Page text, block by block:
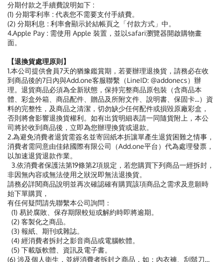
分期付款之手續費說明如下 :
(1) 分期零利率 : 代表您不需要支付手績費。
(2) 分期利息 : 利率會顯示於結帳頁之「付款方式」中。
4.Apple Pay : 需使用 Apple 裝置，並以safari瀏覽器開啟購物畫
面。
【退換貨處理原則】
1.本公司提供會員7天的猶豫鑑賞期，若要辦理退換貨，請務必在收
到商品後的7日內與Add.one客服聯繫（LineID: @addonecs）辦
理。退貨商品必須為全新狀態，保持完整商品原包裝（含商品本
體、彩盒外箱、商品配件、贈品及所附文件、說明書、保固卡...）資
料的完整性，及商品之清潔，切勿缺少任何配件或損毀原廠彩盒，
否則將會影響退換貨權利。如有出貨明細表請一同隨貨附上，本公
司將於收到商品後，立即為您辦理換貨或退款。
2.為避免消費者退貨需簽名並寄回紙本折讓單產生退貨困難之情事，
消費者需同意由佳銥國際有限公司（Add.one平台）代為處理發票，
以加速退貨退款作業。
3.依消費者保護法第19條第2項規定，若您購買下列商品一經拆封，
非因無內容或無法使用之狀況即無法退換貨。
請務必詳閱商品說明並再次確認確有購買該項商品之需求及意願時
始下單購買，
有任何疑問請先聯繫本公司詢問：
(1) 易於腐敗、保存期限較短或解約時即將逾期。
(2) 客製化之商品。
(3) 報紙、期刊或雜誌。
(4) 經消費者拆封之影音商品或電腦軟體。
(5) 下載版軟體、資訊及電子書。
(6) 涉及個人衛生，並經消費者拆封之商品，如：內衣褲、刮鬍刀…